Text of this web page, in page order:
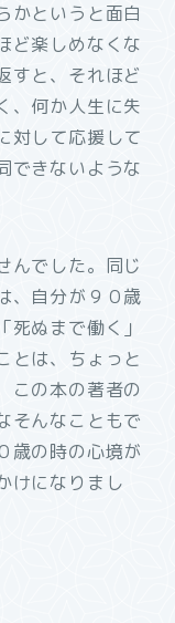
かというと面白
ど楽しめなくな
すと、それほど
、何か人生に失
対して応援して
できないような
んでした。同じ
、自分が９０歳
ぬまで働く」
とは、ちょっと
この本の著者の
そんなこともで
歳の時の心境が
けになりまし